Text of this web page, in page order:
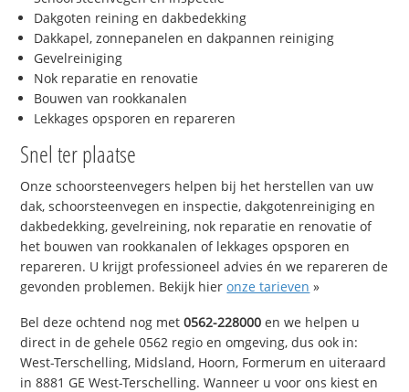
Dakgoten reining en dakbedekking
Dakkapel, zonnepanelen en dakpannen reiniging
Gevelreiniging
Nok reparatie en renovatie
Bouwen van rookkanalen
Lekkages opsporen en repareren
Snel ter plaatse
Onze schoorsteenvegers helpen bij het herstellen van uw
dak, schoorsteenvegen en inspectie, dakgotenreiniging en
dakbedekking, gevelreining, nok reparatie en renovatie of
het bouwen van rookkanalen of lekkages opsporen en
repareren. U krijgt professioneel advies én we repareren de
gevonden problemen. Bekijk hieronze tarieven »
Bel deze ochtend nog met0562-228000 en we helpen u
direct in de gehele 0562 regio en omgeving, dus ook in:
West-Terschelling, Midsland, Hoorn, Formerum en uiteraard
in 8881 GE West-Terschelling. Wanneer u voor ons kiest en